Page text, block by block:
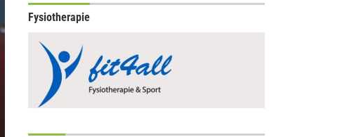
Fysiotherapie